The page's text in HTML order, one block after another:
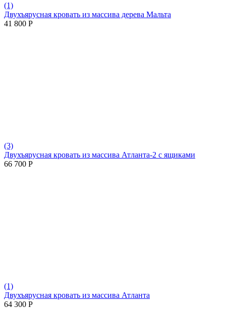
(1)
Двухъярусная кровать из массива дерева Мальта
41 800 Р
(3)
Двухъярусная кровать из массива Атланта-2 с ящиками
66 700 Р
(1)
Двухъярусная кровать из массива Атланта
64 300 Р